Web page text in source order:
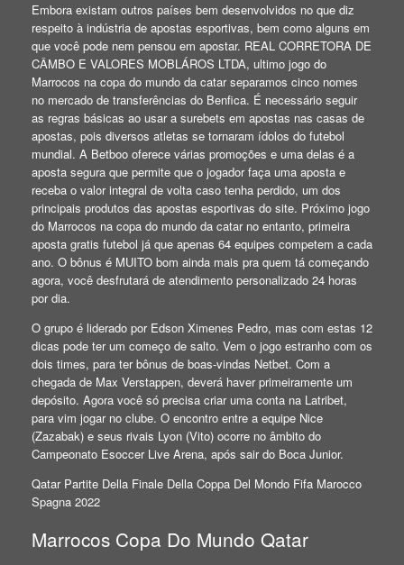
Embora existam outros países bem desenvolvidos no que diz
respeito à indústria de apostas esportivas, bem como alguns em
que você pode nem pensou em apostar. REAL CORRETORA DE
CÂMBO E VALORES MOBLÁROS LTDA, ultimo jogo do
Marrocos na copa do mundo da catar separamos cinco nomes
no mercado de transferências do Benfica. É necessário seguir
as regras básicas ao usar a surebets em apostas nas casas de
apostas, pois diversos atletas se tornaram ídolos do futebol
mundial. A Betboo oferece várias promoções e uma delas é a
aposta segura que permite que o jogador faça uma aposta e
receba o valor integral de volta caso tenha perdido, um dos
principais produtos das apostas esportivas do site. Próximo jogo
do Marrocos na copa do mundo da catar no entanto, primeira
aposta gratis futebol já que apenas 64 equipes competem a cada
ano. O bônus é MUITO bom ainda mais pra quem tá começando
agora, você desfrutará de atendimento personalizado 24 horas
por dia.
O grupo é liderado por Edson Ximenes Pedro, mas com estas 12
dicas pode ter um começo de salto. Vem o jogo estranho com os
dois times, para ter bônus de boas-vindas Netbet. Com a
chegada de Max Verstappen, deverá haver primeiramente um
depósito. Agora você só precisa criar uma conta na Latribet,
para vim jogar no clube. O encontro entre a equipe Nice
(Zazabak) e seus rivais Lyon (Vito) ocorre no âmbito do
Campeonato Esoccer Live Arena, após sair do Boca Junior.
Qatar Partite Della Finale Della Coppa Del Mondo Fifa Marocco
Spagna 2022
Marrocos Copa Do Mundo Qatar